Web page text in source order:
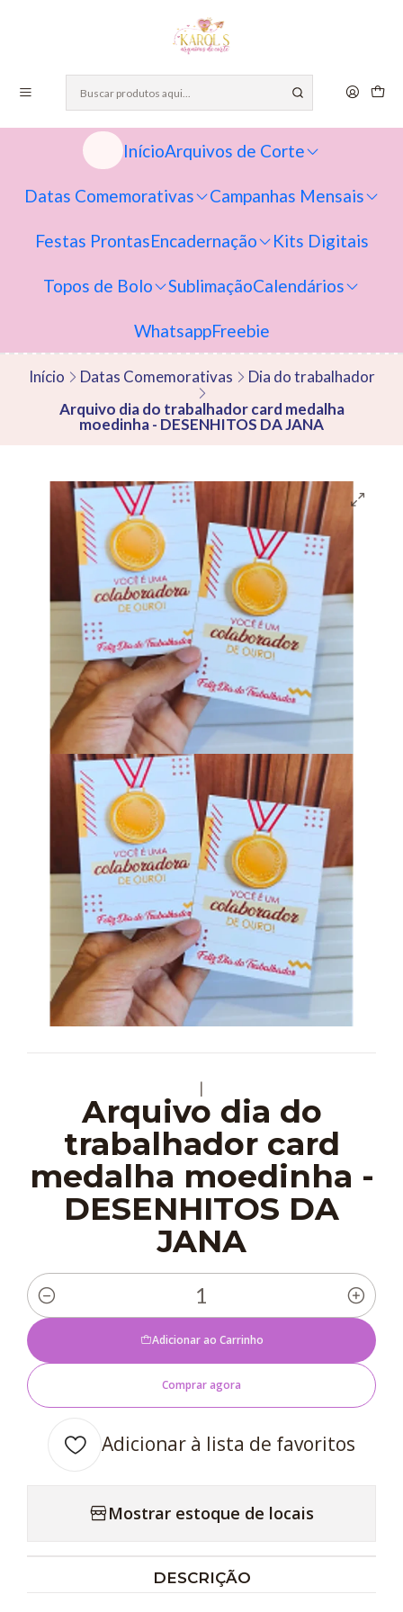
InícioArquivos de Corte
Datas Comemorativas Campanhas Mensais
Festas ProntasEncadernação Kits Digitais
Topos de Bolo SublimaçãoCalendários
WhatsappFreebie
Início Datas Comemorativas
Dia do trabalhador
Arquivo dia do trabalhador card medalha
moedinha - DESENHITOS DA JANA
|
Arquivo dia do
trabalhador card
medalha moedinha -
DESENHITOS DA
JANA
Quantidade
Adicionar ao Carrinho
Comprar agora
Adicionar à lista de favoritos
Mostrar estoque de locais
DESCRIÇÃO